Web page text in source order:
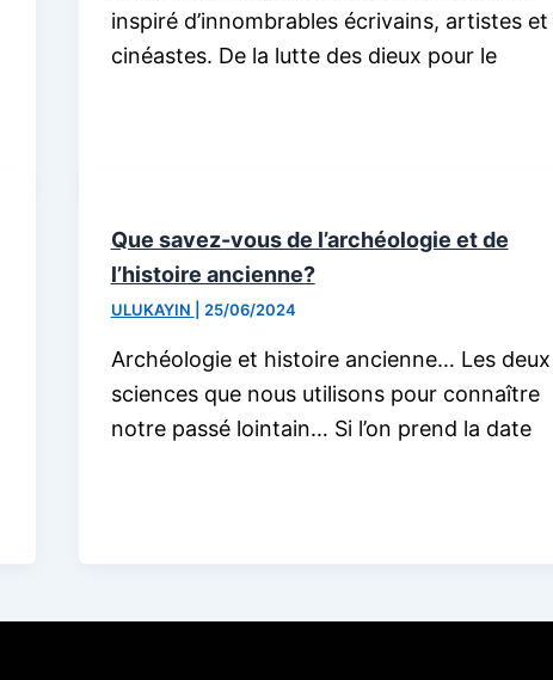
inspiré d’innombrables écrivains, artistes et
cinéastes. De la lutte des dieux pour le
Que savez-vous de l’archéologie et de
l’histoire ancienne?
ULUKAYIN 25/06/2024
Archéologie et histoire ancienne… Les deux
sciences que nous utilisons pour connaître
notre passé lointain… Si l’on prend la date